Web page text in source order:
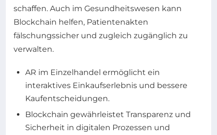
schaffen. Auch im Gesundheitswesen kann
Blockchain helfen, Patientenakten
fälschungssicher und zugleich zugänglich zu
verwalten.
AR im Einzelhandel ermöglicht ein
interaktives Einkaufserlebnis und bessere
Kaufentscheidungen.
Blockchain gewährleistet Transparenz und
Sicherheit in digitalen Prozessen und